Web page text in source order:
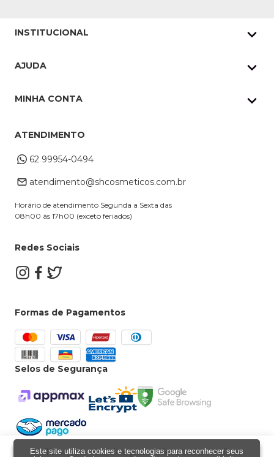
INSTITUCIONAL
Pedidos Whatsapp
Cupons
AJUDA
Troca e Devoluções
Dúvidas Frequentes
MINHA CONTA
Alterar Cadastro
ATENDIMENTO
62 99954-0494
atendimento@shcosmeticos.com.br
Horário de atendimento Segunda a Sexta das
08h00 às 17h00 (exceto feriados)
Redes Sociais
Formas de Pagamentos
Selos de Segurança
Utilizamos cookies para oferecer a melhor
Este site utiliza cookies e tecnologias para reconhecer seus